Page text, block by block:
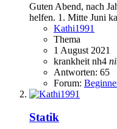
Guten Abend, nach
helfen. 1. Mitte Juni
Kathi1991
Thema
1 August 2021
krankheit nh4
Antworten: 65
Forum:
Statik